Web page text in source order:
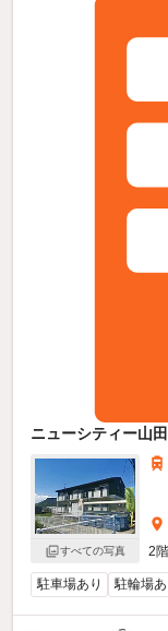
ニューシティー山
すべての写真
2
駐車場あり 駐輪場あ